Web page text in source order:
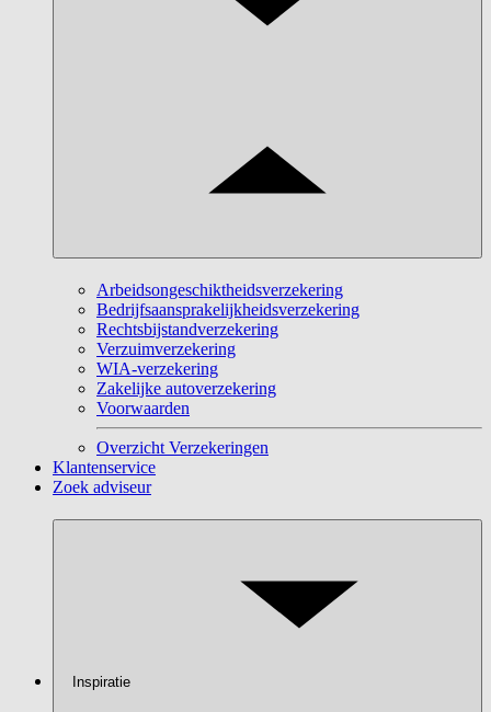
Arbeidsongeschiktheidsverzekering
Bedrijfsaansprakelijkheidsverzekering
Rechtsbijstandverzekering
Verzuimverzekering
WIA-verzekering
Zakelijke autoverzekering
Voorwaarden
Overzicht Verzekeringen
Klantenservice
Zoek adviseur
Inspiratie